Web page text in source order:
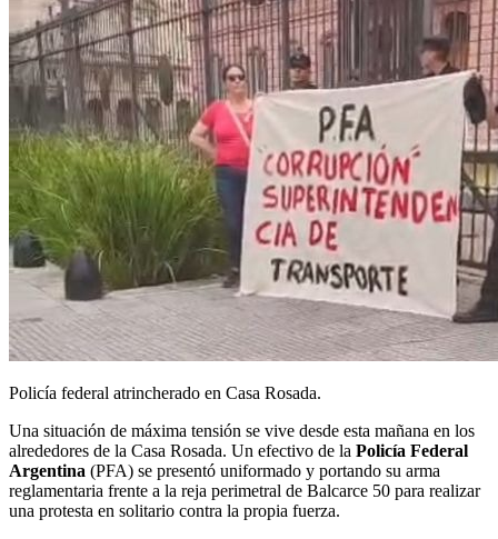
Policía federal atrincherado en Casa Rosada.
Una situación de máxima tensión se vive desde esta mañana en los
alrededores de la Casa Rosada. Un efectivo de la Policía Federal
Argentina (PFA) se presentó uniformado y portando su arma
reglamentaria frente a la reja perimetral de Balcarce 50 para realizar
una protesta en solitario contra la propia fuerza.